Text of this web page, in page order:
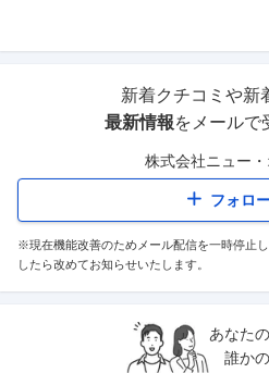
新着クチコミや新
最新情報をメールで
株式会社ニュー
フォロ
※現在機能改善のためメール配信を一時停止
したら改めてお知らせいたします。
あなた
誰か